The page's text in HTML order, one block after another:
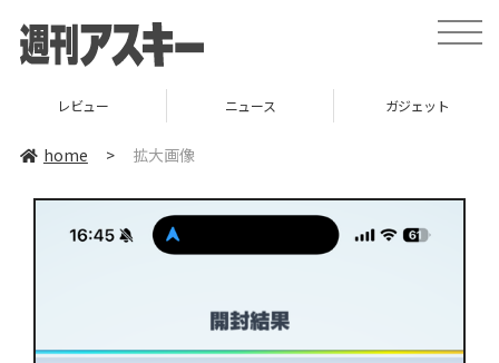
toggle
レビュー ニュース ガジェット
home > 拡大画像